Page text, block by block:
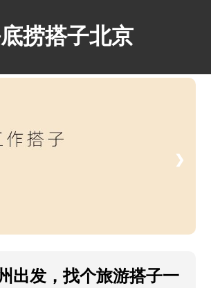
捞搭子北京
❯
出发，找个旅游搭子一